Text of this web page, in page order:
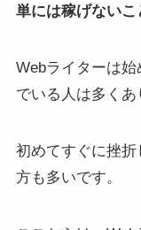
単には稼げないこ
Webライターは
でいる人は多くあ
初めてすぐに挫折
方も多いです。